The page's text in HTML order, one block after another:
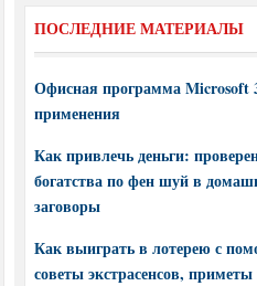
ПОСЛЕДНИЕ МАТЕРИАЛЫ
Офисная программа Microsoft
применения
Как привлечь деньги:
богатства по фен шуй в
заговоры
Как выиграть в лотерею с
советы экстрасенсов, приметы